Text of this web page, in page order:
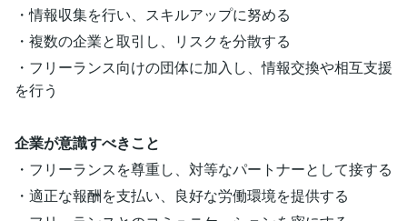
・情報収集を行い、スキルアップに努める
・複数の企業と取引し、リスクを分散する
・フリーランス向けの団体に加入し、情報交換や相互支援
を行う
企業が意識すべきこと
・フリーランスを尊重し、対等なパートナーとして接する
・適正な報酬を支払い、良好な労働環境を提供する